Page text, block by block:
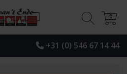
+31 (0) 546 67 14 44
0
0